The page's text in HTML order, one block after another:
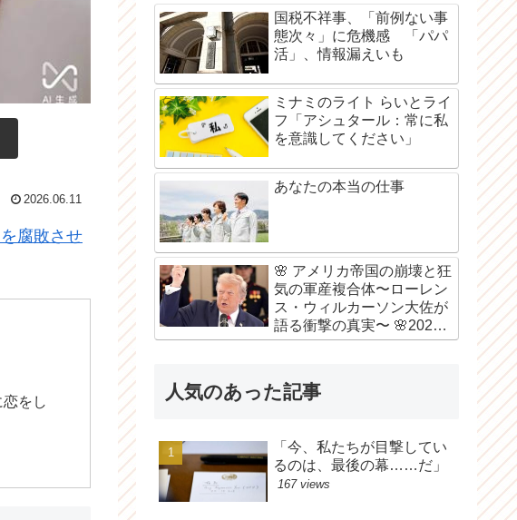
2026.06.11
腐敗させ
をし
国税不祥事、「前例ない事
態次々」に危機感 「パパ
活」、情報漏えいも
ミナミのライト らいとライ
フ「アシュタール：常に私
を意識してください」
あなたの本当の仕事
🌸 アメリカ帝国の崩壊と狂
気の軍産複合体〜ローレン
ス・ウィルカーソン大佐が
語る衝撃の真実〜 🌸2026
年8月6日
人気のあった記事
「今、私たちが目撃してい
るのは、最後の幕……だ」
167 views